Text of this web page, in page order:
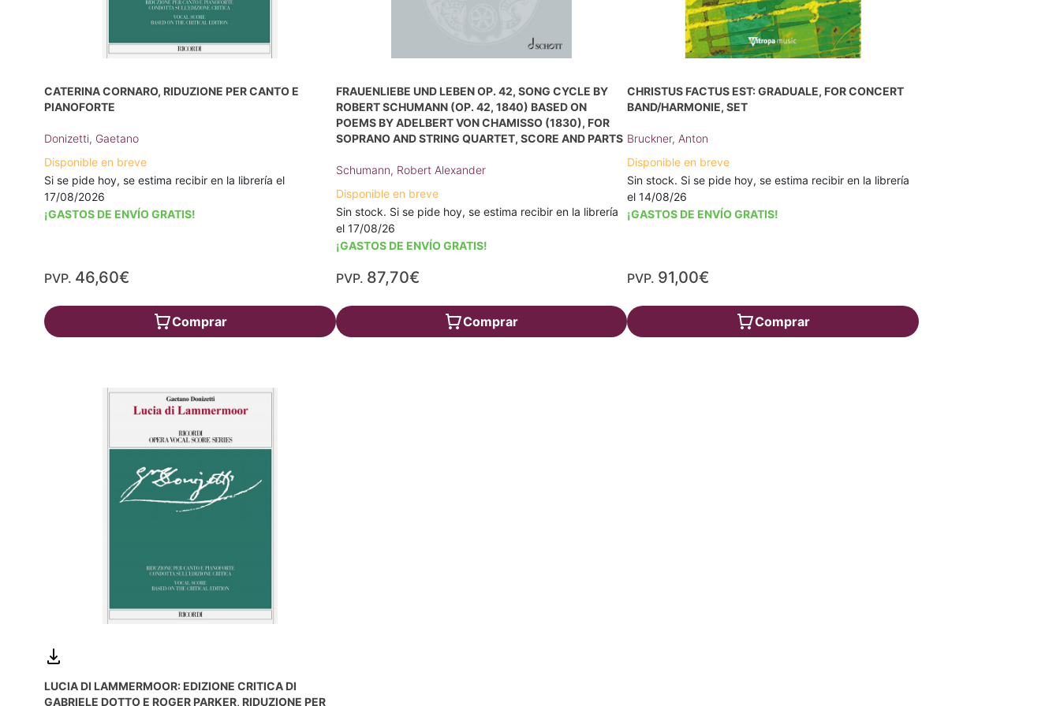
CATERINA CORNARO, RIDUZIONE PER CANTO E
PIANOFORTE
Donizetti, Gaetano
Disponible en breve
Si se pide hoy, se estima recibir en la librería el
17/08/2026
¡GASTOS DE ENVÍO GRATIS!
PVP. 46,60€
Comprar
FRAUENLIEBE UND LEBEN OP. 42, SONG CYCLE BY
ROBERT SCHUMANN (OP. 42, 1840) BASED ON
POEMS BY ADELBERT VON CHAMISSO (1830), FOR
SOPRANO AND STRING QUARTET, SCORE AND PARTS
Schumann, Robert Alexander
Disponible en breve
Sin stock. Si se pide hoy, se estima recibir en la librería
el 17/08/26
¡GASTOS DE ENVÍO GRATIS!
PVP. 87,70€
Comprar
CHRISTUS FACTUS EST: GRADUALE, FOR CONCERT
BAND/HARMONIE, SET
Bruckner, Anton
Disponible en breve
Sin stock. Si se pide hoy, se estima recibir en la librería
el 14/08/26
¡GASTOS DE ENVÍO GRATIS!
PVP. 91,00€
Comprar
LUCIA DI LAMMERMOOR: EDIZIONE CRITICA DI
GABRIELE DOTTO E ROGER PARKER, RIDUZIONE PER